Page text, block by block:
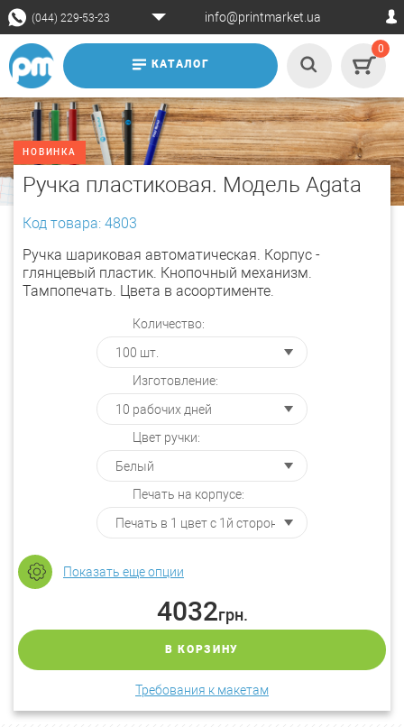
(044) 229-53-23 info@printmarket.ua
КАТАЛОГ
0
Ручка пластиковая. Модель Agata
Код товара: 4803
Ручка шариковая автоматическая. Корпус -
глянцевый пластик. Кнопочный механизм.
Тампопечать. Цвета в асоортименте.
Количество:
Изготовление:
Цвет ручки:
Печать на корпусе:
Показать еще опции
4032грн.
В КОРЗИНУ
Требования к макетам
НОВИНКА